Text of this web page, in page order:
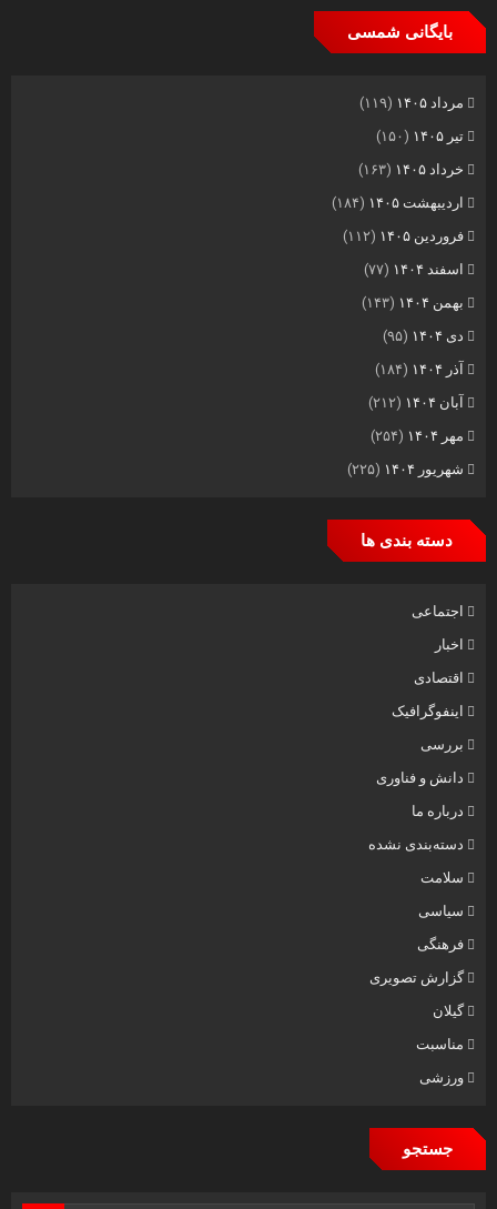
بایگانی شمسی
مرداد ۱۴۰۵
(۱۱۹)
تیر ۱۴۰۵
(۱۵۰)
خرداد ۱۴۰۵
(۱۶۳)
اردیبهشت ۱۴۰۵
(۱۸۴)
فروردین ۱۴۰۵
(۱۱۲)
اسفند ۱۴۰۴
(۷۷)
بهمن ۱۴۰۴
(۱۴۳)
دی ۱۴۰۴
(۹۵)
آذر ۱۴۰۴
(۱۸۴)
آبان ۱۴۰۴
(۲۱۲)
مهر ۱۴۰۴
(۲۵۴)
شهریور ۱۴۰۴
(۲۲۵)
دسته بندی ها
اجتماعی
اخبار
اقتصادی
اینفوگرافیک
بررسی
دانش و فناوری
درباره ما
دسته‌بندی نشده
سلامت
سیاسی
فرهنگی
گزارش تصویری
گیلان
مناسبت
ورزشی
جستجو